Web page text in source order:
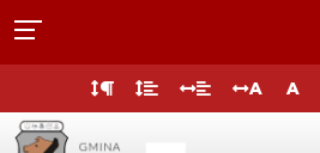
dostępności
głównej
treści
menu
stopki
A A